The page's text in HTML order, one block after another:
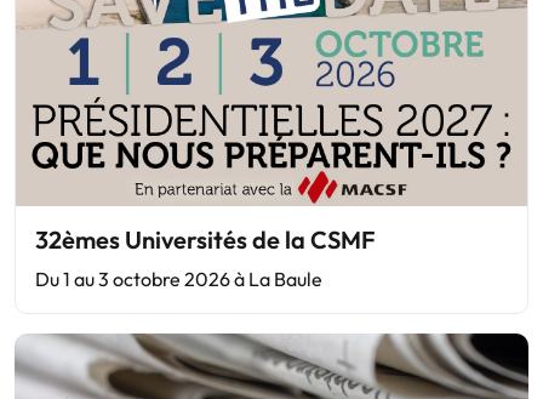
32èmes Universités de la CSMF
Du 1 au 3 octobre 2026 à La Baule